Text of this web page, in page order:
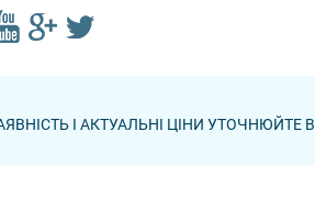
І АКТУАЛЬНІ ЦІНИ УТОЧНЮЙТЕ В